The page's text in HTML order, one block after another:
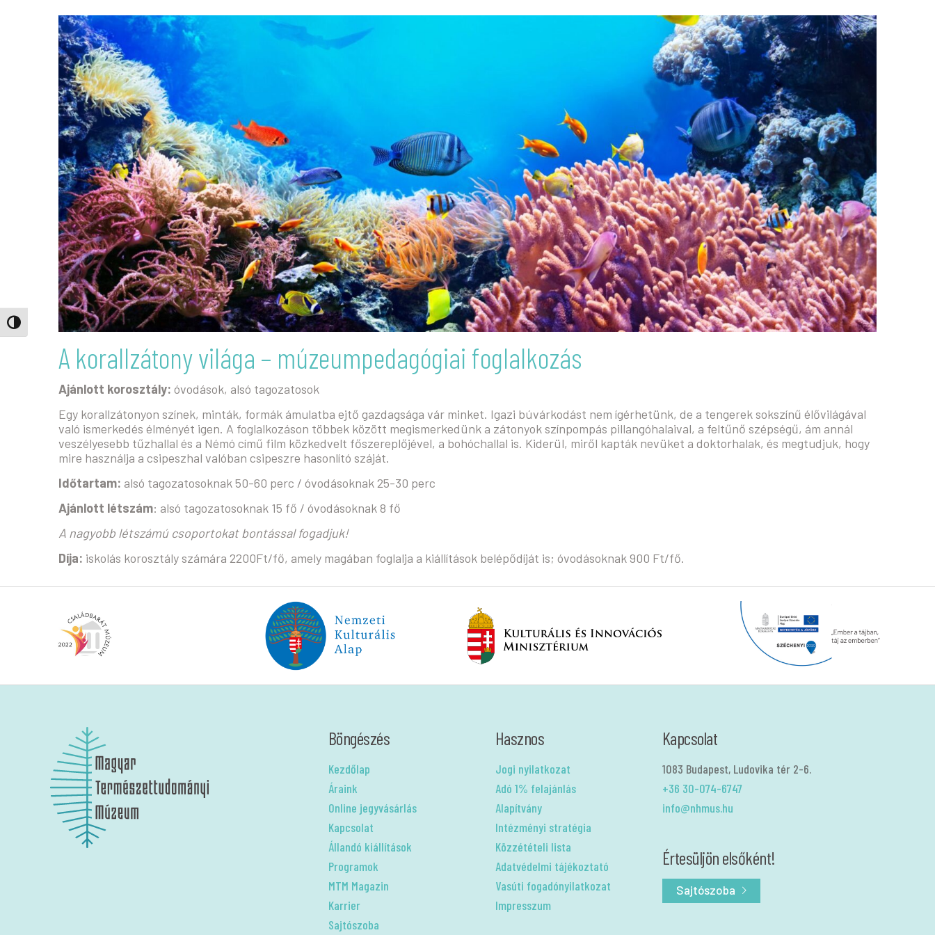
Nagy kontraszt váltása
A korallzátony világa – múzeumpedagógiai foglalkozás
Ajánlott korosztály: óvodások, alsó tagozatosok
Egy korallzátonyon színek, minták, formák ámulatba ejtő gazdagsága vár minket. Igazi búvárkodást nem ígérhetünk, de a tengerek sokszínű élővilágával
való ismerkedés élményét igen. A foglalkozáson többek között megismerkedünk a zátonyok színpompás pillangóhalaival, a feltűnő szépségű, ám annál
veszélyesebb tűzhallal és a Némó című film közkedvelt főszereplőjével, a bohóchallal is. Kiderül, miről kapták nevüket a doktorhalak, és megtudjuk, hogy
mire használja a csipeszhal valóban csipeszre hasonlító száját.
Időtartam: alsó tagozatosoknak 50-60 perc / óvodásoknak 25-30 perc
Ajánlott létszám: alsó tagozatosoknak 15 fő / óvodásoknak 8 fő
A nagyobb létszámú csoportokat bontással fogadjuk!
Díja: iskolás korosztály számára 2200Ft/fő, amely magában foglalja a kiállítások belépődíját is; óvodásoknak 900 Ft/fő.
Böngészés
Kezdőlap
Áraink
Online jegyvásárlás
Kapcsolat
Állandó kiállítások
Programok
MTM Magazin
Karrier
Sajtószoba
Hasznos
Jogi nyilatkozat
Adó 1% felajánlás
Alapítvány
Intézményi stratégia
Közzétételi lista
Adatvédelmi tájékoztató
Vasúti fogadónyilatkozat
Impresszum
Kapcsolat
1083 Budapest, Ludovika tér 2-6.
+36 30-074-6747
info@nhmus.hu
Értesüljön elsőként!
Sajtószoba